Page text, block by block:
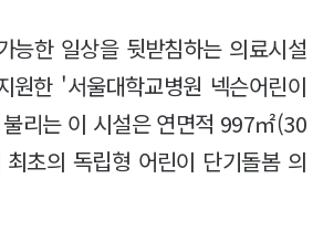
한 일상을 뒷받침하는 의료시설
한 '서울대학교병원 넥슨어린이
리는 이 시설은 연면적 997㎡(30
초의 독립형 어린이 단기돌봄 의